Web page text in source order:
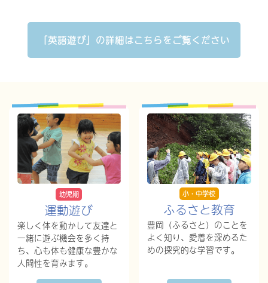
「英語遊び」の詳細はこちらをご覧ください
幼児期
運動遊び
楽しく体を動かして友達と
一緒に遊ぶ機会を多く持
ち、心も体も健康な豊かな
人間性を育みます。
小・中学校
ふるさと教育
豊岡（ふるさと）のことを
よく知り、愛着を深めるた
めの探究的な学習です。